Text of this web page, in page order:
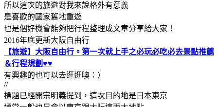
所以這次的旅遊對我來說格外有意義
是喜歡的國家舊地重遊
也是個好機會能夠把行程整理成文章分享給大家！
2016年底更新大阪自由行
【旅遊】大阪自由行。第一次就上手之必玩必吃必去景點推薦
＆行程規劃♥♥
有興趣的也可以去逛逛噢：）
//
標題已經開宗明義提到，這次目的地是日本東京